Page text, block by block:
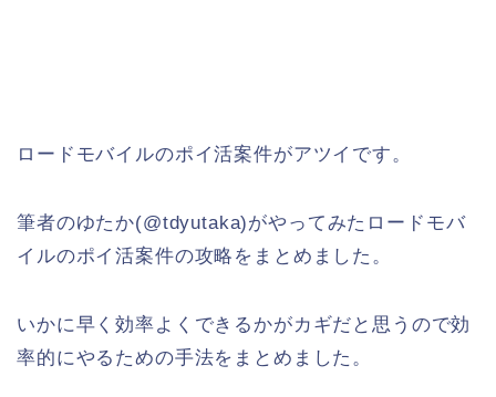
ロードモバイルのポイ活案件がアツイです。
筆者のゆたか(@tdyutaka)がやってみたロードモバ
イルのポイ活案件の攻略をまとめました。
いかに早く効率よくできるかがカギだと思うので効
率的にやるための手法をまとめました。